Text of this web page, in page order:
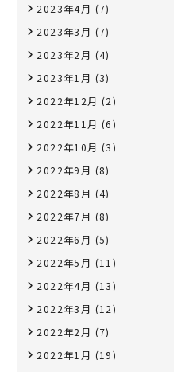
2023年4月 (7)
2023年3月 (7)
2023年2月 (4)
2023年1月 (3)
2022年12月 (2)
2022年11月 (6)
2022年10月 (3)
2022年9月 (8)
2022年8月 (4)
2022年7月 (8)
2022年6月 (5)
2022年5月 (11)
2022年4月 (13)
2022年3月 (12)
2022年2月 (7)
2022年1月 (19)